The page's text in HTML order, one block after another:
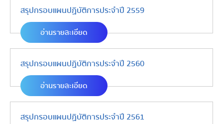
สรุปกรอบแผนปฏิบัติการประจำปี 2559
อ่านรายละเอียด
สรุปกรอบแผนปฏิบัติการประจำปี 2560
อ่านรายละเอียด
สรุปกรอบแผนปฏิบัติการประจำปี 2561